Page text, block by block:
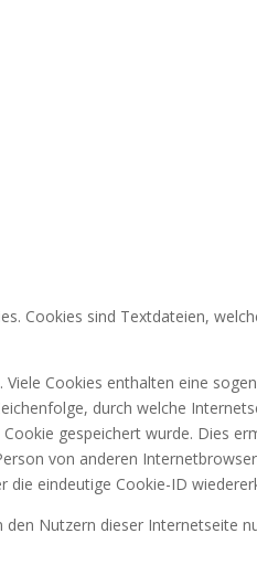
Cookies sind Textdateien,
Cookies enthalten eine
durch welche
gespeichert wurde. Dies
von anderen
eindeutige Cookie-ID
Nutzern dieser Internetseite